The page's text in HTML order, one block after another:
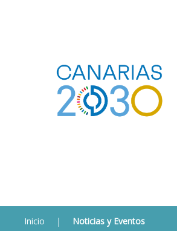
Inicio | Noticias y Eventos